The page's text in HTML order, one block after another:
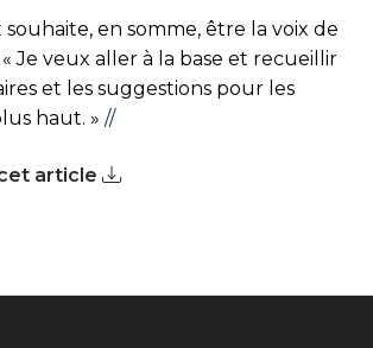
souhaite, en somme, être la voix de
Je veux aller à la base et recueillir
et les suggestions pour les
haut. » //
article